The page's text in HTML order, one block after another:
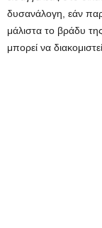
δυσανάλογη, εάν
μάλιστα το βράδυ
μπορεί να